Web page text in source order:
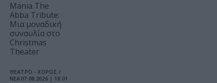
Mania The
Abba Tribute:
Μια μοναδική
συναυλία στο
Christmas
Theater
ΘΕΑΤΡΟ - ΧΟΡΟΣ /
ΝΕΑ 07.08.2026 | 18.01